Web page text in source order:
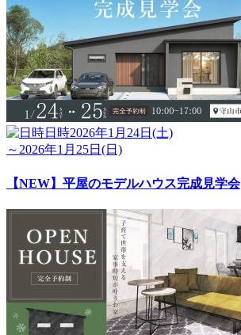
日時2026年1月24日(土)
～2026年1月25日(日)
【NEW】平屋のモデルハウス完成見学会